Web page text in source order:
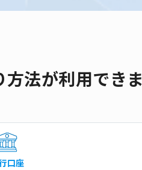
法が利用でき
口座